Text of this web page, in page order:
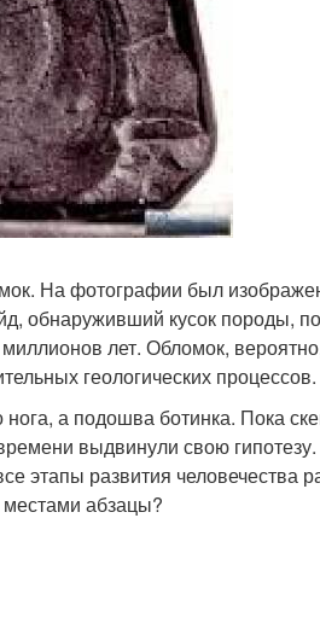
На фотографии был
обнаруживший кусок породы,
лет. Обломок,
геологических процессов.
а подошва ботинка. Пока
выдвинули свою
этапы развития человечества
местами абзацы?